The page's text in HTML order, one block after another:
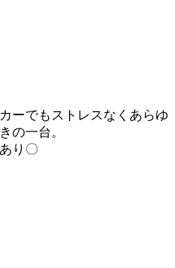
ーでもストレスなくあらゆ
の一台。
り〇